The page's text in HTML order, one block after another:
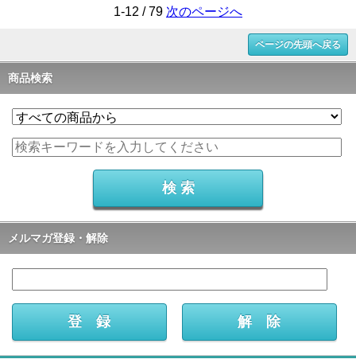
1-12 / 79 次のページへ
ページの先頭へ戻る
商品検索
メルマガ登録・解除